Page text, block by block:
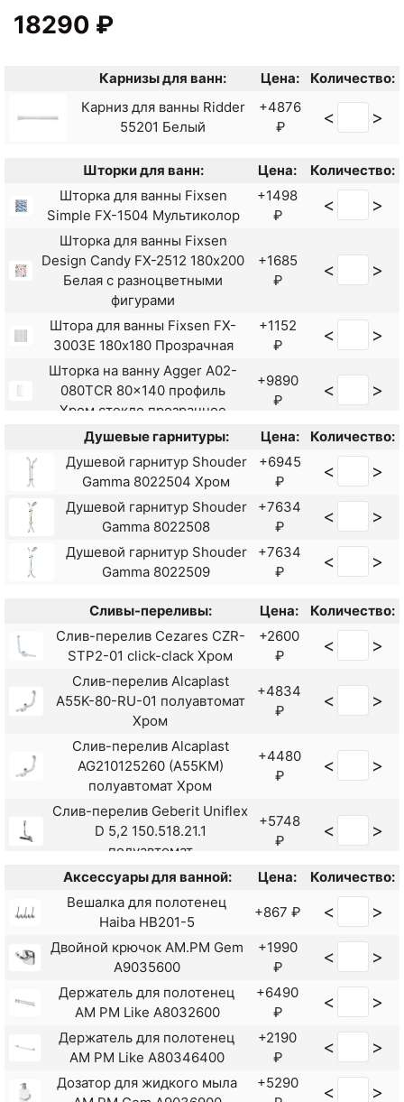
18290 ₽
Карнизы для ванн: Цена:
Количество:
Карниз для ванны Ridder
55201 Белый
+4876
₽
< >
Шторки для ванн: Цена:
Количество:
Шторка для ванны Fixsen
Simple FX-1504 Мультиколор
+1498
₽
< >
Шторка для ванны Fixsen
Design Candy FX-2512 180х200
Белая с разноцветными
фигурами
+1685
₽
< >
Штора для ванны Fixsen FX-
3003E 180х180 Прозрачная
+1152
₽
< >
Шторка на ванну Agger A02-
080TCR 80x140 профиль
Хром стекло прозрачное
+9890
₽
< >
Шторка на ванну Grossman
GR-100 80 профиль Хром
стекло прозрачное
+6293
₽
Шторка на ванну Jacob
Delafon Struktura 80x140
+16002
₽
< >
Душевые гарнитуры: Цена:
Количество:
Душевой гарнитур Shouder
Gamma 8022504 Хром
+6945
₽
< >
Душевой гарнитур Shouder
Gamma 8022508
+7634
₽
< >
Душевой гарнитур Shouder
Gamma 8022509
+7634
₽
< >
Сливы-переливы: Цена:
Количество:
Слив-перелив Cezares CZR-
STP2-01 click-clack Хром
+2600
₽
< >
Слив-перелив Alcaplast
A55K-80-RU-01 полуавтомат
Хром
+4834
₽
< >
Слив-перелив Alcaplast
AG210125260 (A55KM)
полуавтомат Хром
+4480
₽
< >
Слив-перелив Geberit Uniflex
D 5,2 150.518.21.1
полуавтомат
+5748
₽
< >
Слив-перелив Jacob Delafon
L100 E70174-CP полуавтомат
Хром
+9280
₽
Аксессуары для ванной: Цена:
Количество:
Вешалка для полотенец
Haiba HB201-5
+867 ₽ < >
Двойной крючок AM.PM Gem
A9035600
+1990
₽
< >
Держатель для полотенец
AM PM Like A8032600
+6490
₽
< >
Держатель для полотенец
AM PM Like A80346400
+2190
₽
< >
Дозатор для жидкого мыла
+5290
< >